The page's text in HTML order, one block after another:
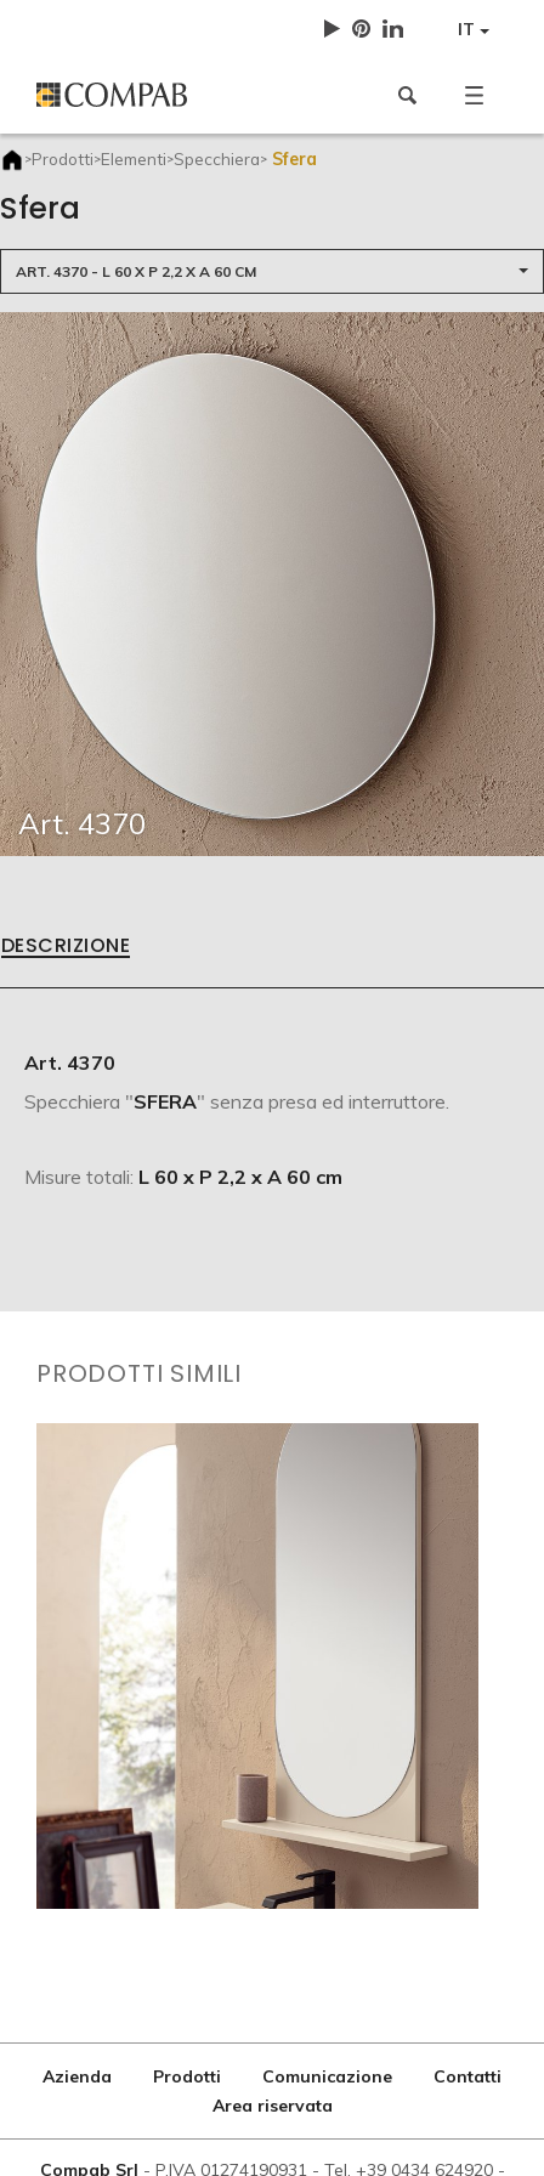
IT
>Prodotti>Elementi>Specchiera> Sfera
Sfera
ART. 4370 - L 60 X P 2,2 X A 60 CM
Art. 4370
DESCRIZIONE
Art. 4370
Specchiera "SFERA" senza presa ed interruttore.
Misure totali: L 60 x P 2,2 x A 60 cm
PRODOTTI SIMILI
Azienda Prodotti Comunicazione
Contatti
Area riservata
Compab Srl - P.IVA 01274190931- Tel. +39 0434 624920-